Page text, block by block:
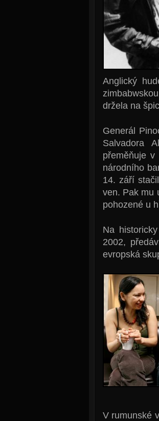
Anglický
držela na
Generál
Salvadora
přeměňuje
národního
14. září
ven. Pak mu
pohozené u
Na
2002,
evropská
V rumunské